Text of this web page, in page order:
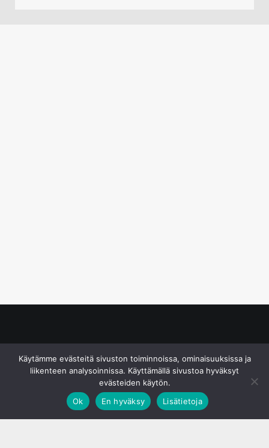
Käytämme evästeitä sivuston toiminnoissa, ominaisuuksissa ja
liikenteen analysoinnissa. Käyttämällä sivustoa hyväksyt
evästeiden käytön.
Ok
En hyväksy Lisätietoja